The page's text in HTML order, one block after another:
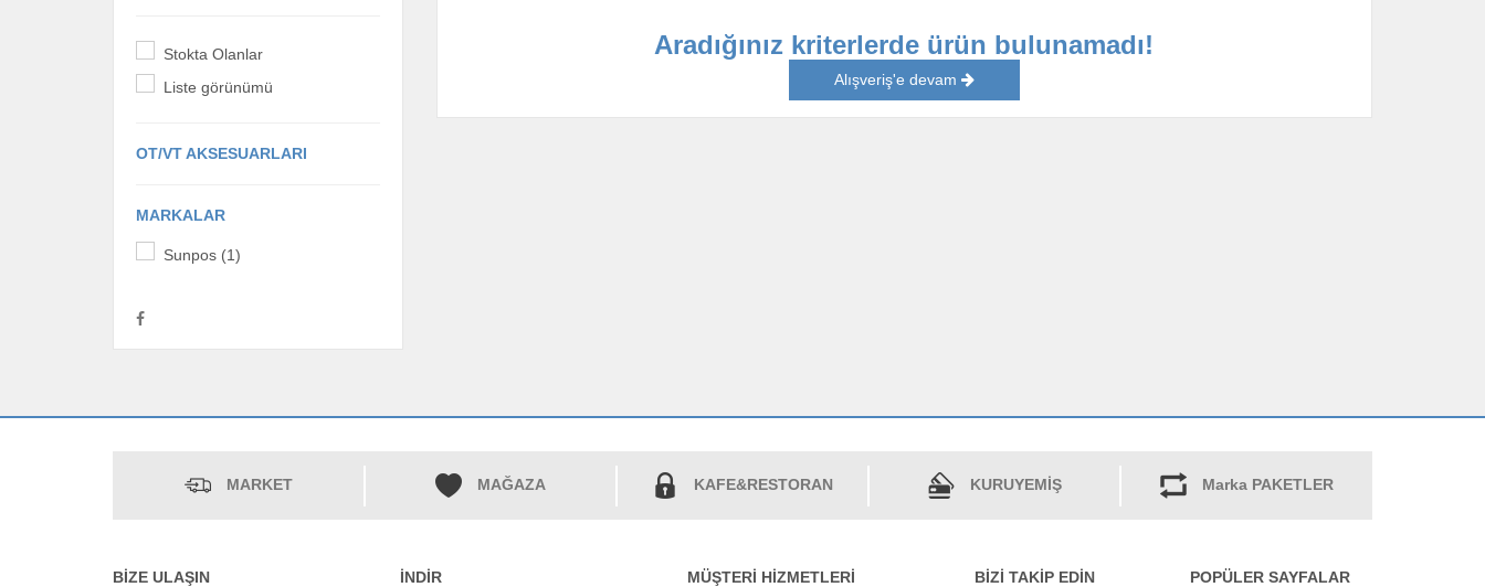
Stokta Olanlar
Liste görünümü
OT/VT AKSESUARLARI
MARKALAR
Sunpos (1)
Aradığınız kriterlerde ürün bulunamadı!
Alışveriş'e devam
MARKET MAĞAZA KAFE&RESTORAN KURUYEMİŞ Marka PAKETLER
BİZE ULAŞIN İNDİR MÜŞTERİ HİZMETLERİ BİZİ TAKİP EDİN POPÜLER SAYFALAR